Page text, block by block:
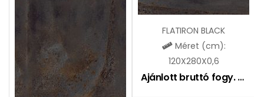
FLATIRON BLACK
Méret (cm):
120X280X0,6
Ajánlott bruttó fogy. ár: